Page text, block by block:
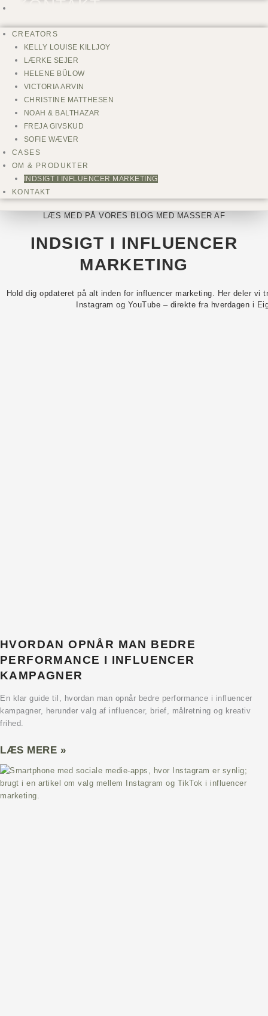
KONTAKT
CREATORS
KELLY LOUISE KILLJOY
LÆRKE SEJER
HELENE BÜLOW
VICTORIA ARVIN
CHRISTINE MATTHESEN
NOAH & BALTHAZAR
FREJA GIVSKUD
SOFIE WÆVER
CASES
OM & PRODUKTER
INDSIGT I INFLUENCER MARKETING
KONTAKT
LÆS MED PÅ VORES BLOG MED MASSER AF
INDSIGT I INFLUENCER
MARKETING
Hold dig opdateret på alt inden for influencer marketing. Her deler vi
Instagram og YouTube – direkte fra hverdagen i
HVORDAN OPNÅR MAN BEDRE
PERFORMANCE I INFLUENCER
KAMPAGNER
En klar guide til, hvordan man opnår bedre performance i influencer
kampagner, herunder valg af influencer, brief, målretning og kreativ
frihed.
LÆS MERE »